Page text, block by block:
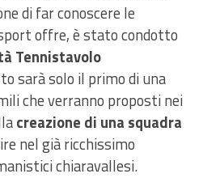
di far conoscere le
offre, è stato condotto
Tennistavolo
sarà solo il primo di una
che verranno proposti nei
creazione di una squadra
nel già ricchissimo
chiaravallesi.